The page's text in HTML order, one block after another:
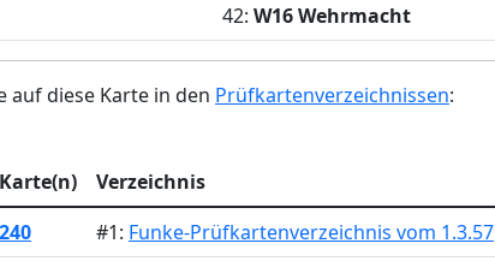
42: W16 Wehrmacht
auf diese Karte in den Prüfkartenverzeichnissen:
Karte(n) Verzeichnis
240 #1: Funke-Prüfkartenverzeichnis vom 1.3.57